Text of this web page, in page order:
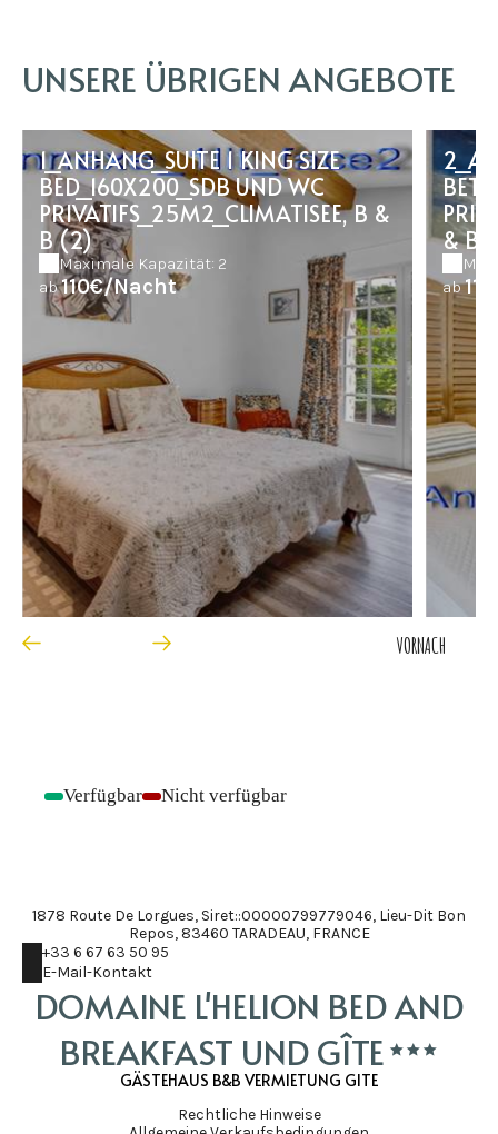
UNSERE ÜBRIGEN ANGEBOTE
1_ANHANG_SUITE 1 KING SIZE
BED_160X200_SDB UND WC
PRIVATIFS_25M2_CLIMATISEE, B &
B (2)
Maximale Kapazität: 2
ab110€/Nacht
& B.
ab
VORNACH
- Verfügbar - Nicht verfügbar
1878 Route De Lorgues, Siret::00000799779046, Lieu-Dit Bon
Repos, 83460 TARADEAU, FRANCE
+33 6 67 63 50 95
E-Mail-Kontakt
DOMAINE L'HELION BED AND
BREAKFAST UND GÎTE
GÄSTEHAUS B&B VERMIETUNG GITE
Rechtliche Hinweise